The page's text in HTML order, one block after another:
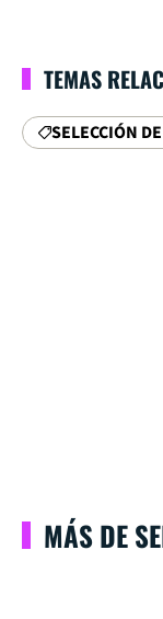
TEMAS
SELECCIÓN
MÁS DE